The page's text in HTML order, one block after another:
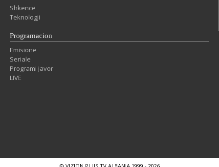
Shkencë
Teknologji
Programacion
Emisione
Seriale
Programi javor
LIVE